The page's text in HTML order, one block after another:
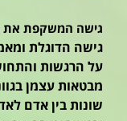
גישה המשקפת את
גישה הדוגלת
על הרגשות
מבטאות עצמן
שונות בין אדם